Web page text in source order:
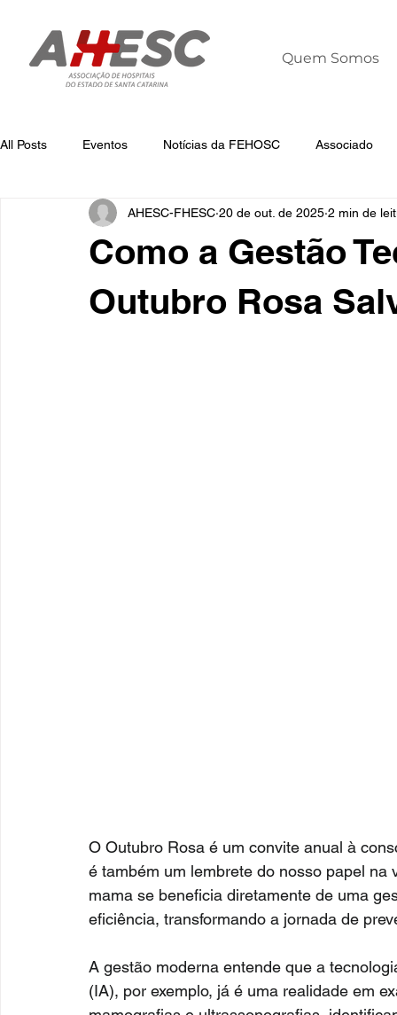
Quem Somos
All Posts Eventos Notícias da FEHOSC Associado
Notícias da AHESC Liderança Dia
Como a Gestão
Outubro Rosa
AHESC-FHESC 20 de out. de 2025 2 min de
O Outubro Rosa é um convite anual à
é também um lembrete do nosso papel
mama se beneficia diretamente de uma
eficiência, transformando a jornada de
A gestão moderna entende que a
(IA), por exemplo, já é uma realidade em